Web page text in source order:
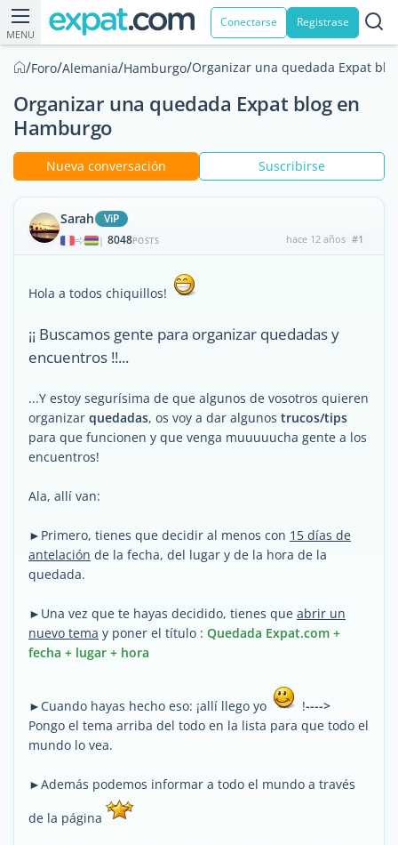
MENU
Conectarse Registrase
/Foro/Alemania/Hamburgo/Organizar una quedada Expat
Organizar una quedada Expat blog en
Hamburgo
Nueva conversación Suscribirse
Sarah ViP
| 8048POSTS hace 12 años #1
Hola a todos chiquillos!
¡¡ Buscamos gente para organizar quedadas y
encuentros !!...
...Y estoy segurísima de que algunos de vosotros quieren
organizar quedadas, os voy a dar algunos trucos/tips
para que funcionen y que venga muuuuucha gente a los
encuentros!
Ala, allí van:
►Primero, tienes que decidir al menos con 15 días de
antelación de la fecha, del lugar y de la hora de la
quedada.
►Una vez que te hayas decidido, tienes que abrir un
nuevo tema y poner el título : Quedada Expat.com +
fecha + lugar + hora
►Cuando hayas hecho eso: ¡allí llego yo !---->
Pongo el tema arriba del todo en la lista para que todo el
mundo lo vea.
►Además podemos informar a todo el mundo a través
de la página